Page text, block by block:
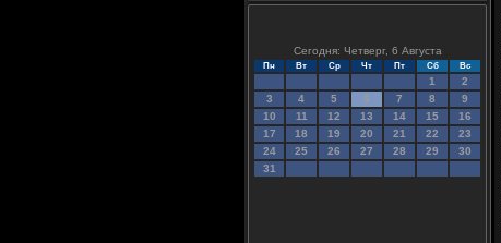
Сегодня: Четверг, 6 Августа
Пн Вт Ср Чт Пт Сб Вс
1
2
3
4 5 6 7 8
9
10
11 12 13 14 15
16
17
18 19 20 21 22
23
24
25 26 27 28 29
30
31